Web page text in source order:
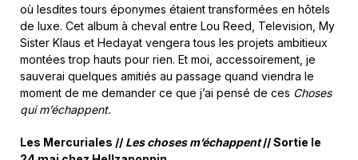
où lesdites tours éponymes étaient transformées en hôtels
de luxe. Cet album à cheval entre Lou Reed, Television, My
Sister Klaus et Hedayat vengera tous les projets ambitieux
montées trop hauts pour rien. Et moi, accessoirement, je
sauverai quelques amitiés au passage quand viendra le
moment de me demander ce que j’ai pensé de ces Choses
qui m’échappent.
Les Mercuriales // Les choses m’échappent// Sortie le